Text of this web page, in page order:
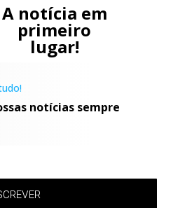
A notícia em
primeiro
lugar!
notícias sempre